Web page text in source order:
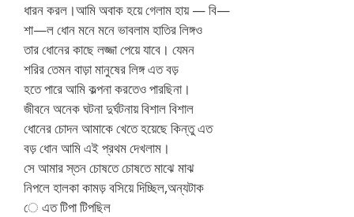
ধারন করল।আমি অবাক হয়ে গেলাম হায় — বি—
শা—ল ধোন মনে মনে ভাবলাম হাতির লিঙ্গও
তার ধোনের কাছে লজ্জা পেয়ে যাবে। যেমন
শরির তেমন বাড়া মানুষের লিঙ্গ এত বড়
হতে পারে আমি কল্পনা করতেও পারছিনা।
জীবনে অনেক ঘটনা দুর্ঘটনায় বিশাল বিশাল
ধোনের চোদন আমাকে খেতে হয়েছে কিন্তু এত
বড় ধোন আমি এই প্রথম দেখলাম।
সে আমার স্তন চোষতে চোষতে মাঝে মাঝ
নিপলে হালকা কামড় বসিয়ে দিচ্ছিল,অন্যটাক
ে এত টিপা টিপছিল